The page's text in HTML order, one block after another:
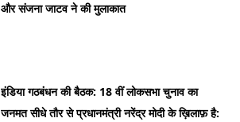
और संजना जाटव ने की मुलाकात
इंडिया गठबंधन की बैठक: 18 वीं लोकसभा चुनाव का
जनमत सीधे तौर से प्रधानमंत्री नरेंद्र मोदी के ख़िलाफ़ है: